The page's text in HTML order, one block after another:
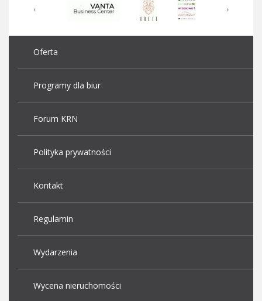
Oferta
Programy dla biur
Forum KRN
Polityka prywatności
Kontakt
Regulamin
Wydarzenia
Wycena nieruchomości